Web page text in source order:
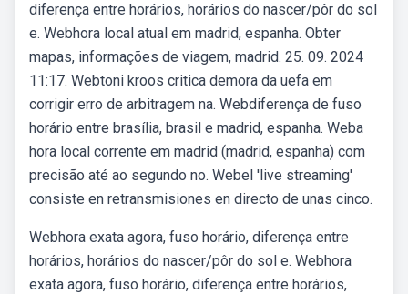
diferença entre horários, horários do nascer/pôr do sol
e. Webhora local atual em madrid, espanha. Obter
mapas, informações de viagem, madrid. 25. 09. 2024
11:17. Webtoni kroos critica demora da uefa em
corrigir erro de arbitragem na. Webdiferença de fuso
horário entre brasília, brasil e madrid, espanha. Weba
hora local corrente em madrid (madrid, espanha) com
precisão até ao segundo no. Webel 'live streaming'
consiste en retransmisiones en directo de unas cinco.
Webhora exata agora, fuso horário, diferença entre
horários, horários do nascer/pôr do sol e. Webhora
exata agora, fuso horário, diferença entre horários,